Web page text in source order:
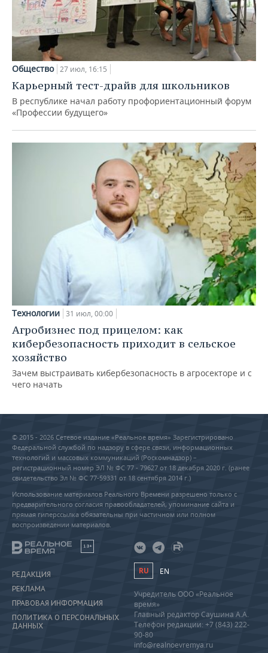
Общество 27 июл, 16:15
Карьерный тест-драйв для школьников
В республике начал работу профориентационный форум
«Профессии будущего»
Технологии 31 июл, 00:00
Агробизнес под прицелом: как
кибербезопасность приходит в сельское
хозяйство
Зачем выстраивать кибербезопасность в агросекторе и с
чего начать
© 2015 - 2026 Сетевое издание «Реальное время» Зарегистрировано
Федеральной службой по надзору в сфере связи, информационных
технологий и массовых коммуникаций (Роскомнадзор) –
регистрационный номер ЭЛ № ФС 77 - 79627 от 18 декабря 2020 г. (ранее
свидетельство Эл № ФС 77-59331 от 18 сентября 2014 г.)
Использование материалов Реального Времени разрешено только с
предварительного согласия правообладателей, упоминание сайта и
прямая гиперссылка обязательны при частичном или полном
воспроизведении материалов.
18+
РЕДАКЦИЯ
РЕКЛАМА
ПРАВОВАЯ ИНФОРМАЦИЯ
ПОЛИТИКА О ПЕРСОНАЛЬНЫХ
ДАННЫХ
RU EN
Учредитель ООО «Реальное
время»
Главный редактор Саушина А.А.
Телефон редакции: +7 (843) 222-
90-80
info@realnoevremya.ru